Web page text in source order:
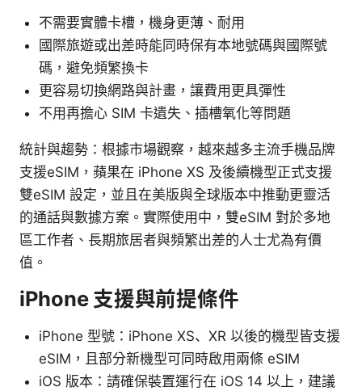
不需要實體卡槽，機身更薄、耐用
國際旅遊或出差時能同時保有本地號碼與國際號
碼，避免頻繁換卡
更容易切換網路與計畫，讓費用更具彈性
不用再擔心 SIM 卡遺失、插槽氧化等問題
統計與趨勢：根據市場觀察，越來越多主流手機品牌
支援eSIM，蘋果在 iPhone XS 及後續機型正式支援
雙eSIM 設定，並且在美版與全球版本中推動更靈活
的通話與數據方案。實際使用中，雙eSIM 對於多地
區工作者、長期旅居者與頻繁出差的人士尤為有價
值。
iPhone 支援與前提條件
iPhone 型號：iPhone XS、XR 以後的機型皆支援
eSIM，且部分新機型可同時啟用兩條 eSIM
iOS 版本：請確保裝置運行在 iOS 14 以上，建議